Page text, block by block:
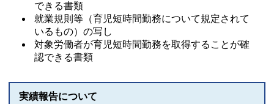
できる書類
就業規則等（育児短時間勤務について規定されて
いるもの）の写し
対象労働者が育児短時間勤務を取得することが確
認できる書類
実績報告について